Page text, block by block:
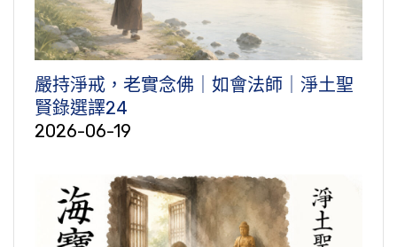
嚴持淨戒，老實念佛｜如會法師｜淨土聖
賢錄選譯24
2026-06-19